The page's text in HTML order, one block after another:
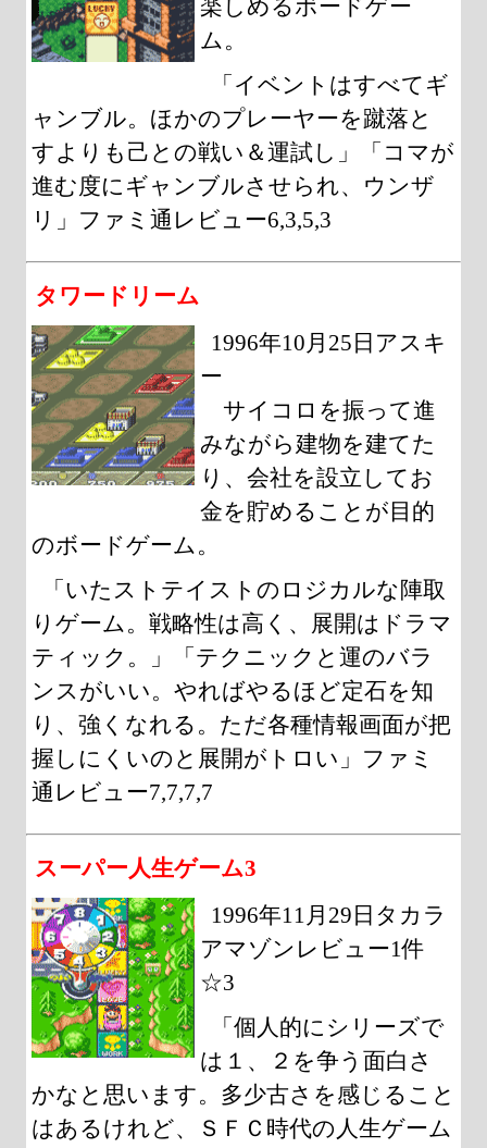
楽しめるボードゲー
ム。
「イベントはすべてギ
ャンブル。ほかのプレーヤーを蹴落と
すよりも己との戦い＆運試し」「コマが
進む度にギャンブルさせられ、ウンザ
リ」ファミ通レビュー6,3,5,3
タワードリーム
1996年10月25日アスキ
ー
サイコロを振って進
みながら建物を建てた
り、会社を設立してお
金を貯めることが目的
のボードゲーム。
「いたストテイストのロジカルな陣取
りゲーム。戦略性は高く、展開はドラマ
ティック。」「テクニックと運のバラ
ンスがいい。やればやるほど定石を知
り、強くなれる。ただ各種情報画面が把
握しにくいのと展開がトロい」ファミ
通レビュー7,7,7,7
スーパー人生ゲーム3
1996年11月29日タカラ
アマゾンレビュー1件
☆3
「個人的にシリーズで
は１、２を争う面白さ
かなと思います。多少古さを感じること
はあるけれど、ＳＦＣ時代の人生ゲーム